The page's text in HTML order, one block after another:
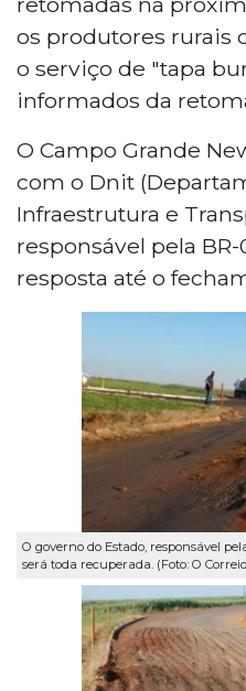
os produtores rurais
o serviço de "tapa
informados da
O Campo Grande
com o Dnit
Infraestrutura e
responsável pela
resposta até o
O governo do Estado, responsável
será toda recuperada. (Foto: O